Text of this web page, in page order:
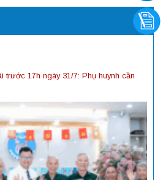
trước 17h ngày 31/7: Phụ huynh cần